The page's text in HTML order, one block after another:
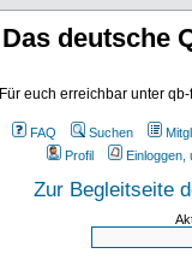
Das deutsche
Für euch erreichbar unter
FAQ Suchen
Profil
Einloggen,
Zur Begleitseite